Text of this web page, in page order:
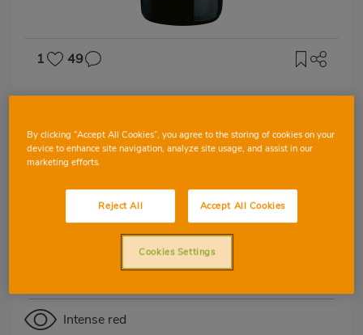
1 49
D.O SOMONTANO
Viñas del Vero
CABERNET SAUVIGNON TEMPRANILLO
Intense red
By clicking “Accept All Cookies”, you agree to the storing of cookies on your
device to enhance site navigation, analyze site usage, and assist in our
marketing efforts.
Reject All Accept All Cookies
Cookies Settings